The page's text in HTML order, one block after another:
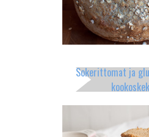
Sokerittomat ja